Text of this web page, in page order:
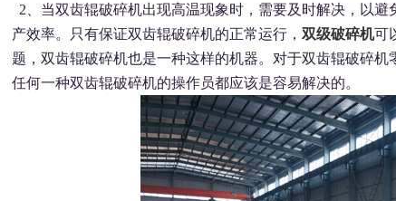
2、当双齿辊破碎机出现高温现象时，需要及时解决，以
产效率。只有保证双齿辊破碎机的正常运行，双级破碎机可
题，双齿辊破碎机也是一种这样的机器。对于双齿辊破碎
任何一种双齿辊破碎机的操作员都应该是容易解决的。